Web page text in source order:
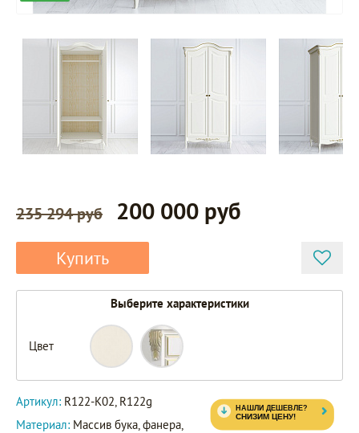
235 294 руб 200 000 руб
Купить
Выберите характеристики
Цвет
R122-
K02
R122g
Артикул: R122-K02, R122g
Материал: Массив бука, фанера,